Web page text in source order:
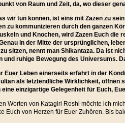
von Raum und Zeit, da, wo dieser
wir tun können, ist eins mit Zazen zu
zu kommunizieren durch den ganzen
und Knochen, wird Zazen Euch
in der Mitte der ursprünglichen,
zu sitzen, nennt man Shikantaza. Da ist
und ruhige Bewegung des Universums.
Euer Leben einerseits erfahrt in der
als letztendliche Wirklichkeit, öffnen
eine einzigartige Gelegenheit für Euch,
Worten von Katagiri Roshi möchte ich
Euch von Herzen für Euer Zuhören. Bis